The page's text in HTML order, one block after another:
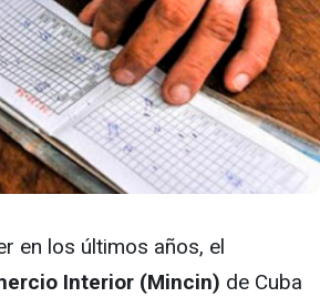
en los últimos años, el
Interior (Mincin) de Cuba